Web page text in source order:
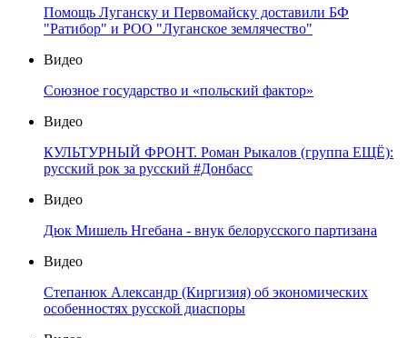
Видео
Евразийский клуб успехи начинаются с инициативы
Видео
23 февраля в Запорожской области
Видео
Кто такие русские липоване. Федор Афанасов
Видео
Помощь Луганску и Первомайску доставили БФ
"Ратибор" и РОО "Луганское землячество"
Видео
Союзное государство и «польский фактор»